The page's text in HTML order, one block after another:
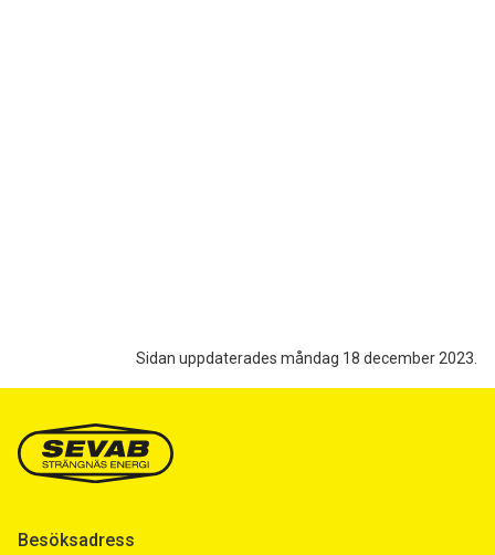
Sidan uppdaterades måndag 18 december 2023.
Besöksadress